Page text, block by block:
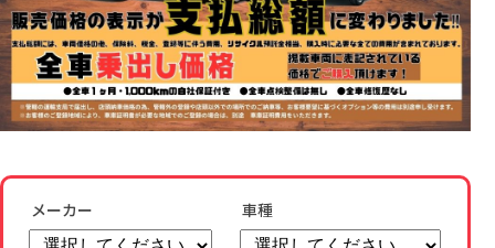
メーカー 車種